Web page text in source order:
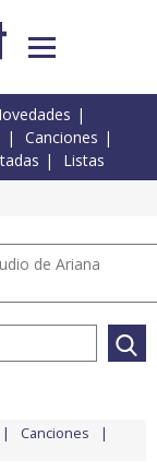
Canciones
Listas
de Ariana
Canciones